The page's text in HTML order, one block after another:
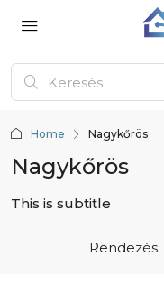
Home Nagykőrös
Nagykőrös
This is subtitle
Rendezés: